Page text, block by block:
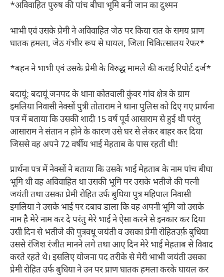
*अविवाहित पुरुष की पांच बीघा भूमि बनी जान का दुश्मन
भाभी एवं उसके प्रेमी ने अविवाहित जेठ पर किया रात के समय प्राण
घातक हमला, जेठ गंभीर रूप से घायल, जिला चिकित्सालय रेफर*
*बहन ने भाभी एवं उसके प्रेमी के विरुद्ध मामले की कराई रिपोर्ट दर्ज*
बदायूं: बदायूं जनपद के थाना कोतवाली कुंवर गांव क्षेत्र के ग्राम
इमलिया निवासी नेक्सों पुत्री तोताराम ने थाना पुलिस को दिए गए प्रार्थना
पत्र में बताया कि उसकी शादी 15 वर्ष पूर्व आसाराम से हुई थी परंतु
आसाराम ने संतान न होने के कारण उसे घर से लेकर बाहर कर दिया
जिससे वह अपने 72 वर्षीय भाई मेहताब के पास रहती थी!
प्रार्थना पत्र में नेक्सों ने बताया कि उसके भाई मेहताब के नाम पांच बीघा
भूमि थी वह अविवाहित था उसकी भूमि पर उसके भतीजे की पत्नी
जयंती तथा उसका प्रेमी रोहित उर्फ बुधिया पुत्र महिपाल निवासी
इमलिया ने उसके भाई पर दबाव डाला कि वह अपनी भूमि जो उसके
नाम है मेरे नाम कर दे परंतु मेरे भाई ने ऐसा करने से इनकार कर दिया
उसी दिन से भतीजे की पुत्रवधू जयंती व उसका प्रेमी रोहितउर्फ़ बुधिया
उससे रंजिश रंजीत मानने लगे तथा आए दिन मेरे भाई मेहताब से विवाद
करते रहते थे। इसलिए योजना पद तरीके से मेरी भाभी जयंती उसका
प्रेमी रोहित उर्फ बुधिया ने उन पर प्राण घातक हमला करके घायल कर